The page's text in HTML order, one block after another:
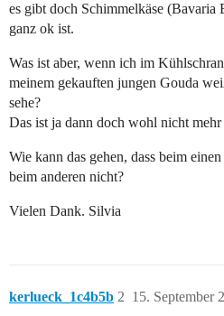
es gibt doch Schimmelkäse
ganz ok ist.
Was ist aber, wenn ich im
meinem gekauften jungen Gouda
sehe?
Das ist ja dann doch wohl nicht mehr
Wie kann das gehen, dass beim
beim anderen nicht?
Vielen Dank. Silvia
kerlueck_1c4b5b 15. September
2